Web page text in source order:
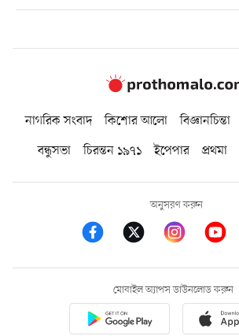
নাগরিক সংবাদ কিশোর আলো বিজ্ঞানচিন্তা
বন্ধুসভা
চিরন্তন ১৯৭১ ইপেপার প্রথমা
অনুসরণ করুন
মোবাইল অ্যাপস ডাউনলোড করুন